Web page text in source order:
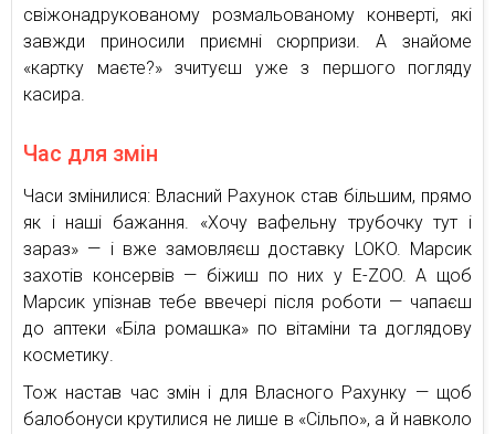
свіжонадрукованому розмальованому конверті, які
завжди приносили приємні сюрпризи. А знайоме
«картку маєте?» зчитуєш уже з першого погляду
касира.
Час для змін
Часи змінилися: Власний Рахунок став більшим, прямо
як і наші бажання. «Хочу вафельну трубочку тут і
зараз» — і вже замовляєш доставку LOKO. Марсик
захотів консервів — біжиш по них у E-ZOO. А щоб
Марсик упізнав тебе ввечері після роботи — чапаєш
до аптеки «Біла ромашка» по вітаміни та доглядову
косметику.
Тож настав час змін і для Власного Рахунку — щоб
балобонуси крутилися не лише в «Сільпо», а й навколо